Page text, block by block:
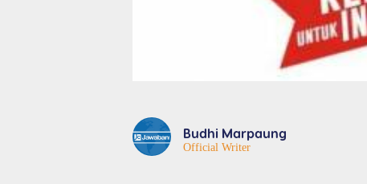
Budhi Marpaung
Official Writer